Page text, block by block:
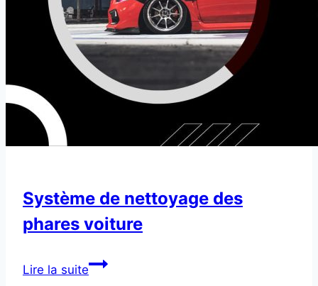
Système de nettoyage des
phares voiture
Lire la suiteSystème